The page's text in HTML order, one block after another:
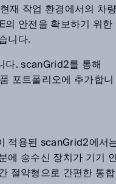
재 작업 환경에서의 차
의 안전을 확보하기 위한
니다.
다. scanGrid2를 통해
포트폴리오에 추가합니
적용된 scanGrid2에서
에 송수신 장치가 기기
절약형으로 간편한 통합